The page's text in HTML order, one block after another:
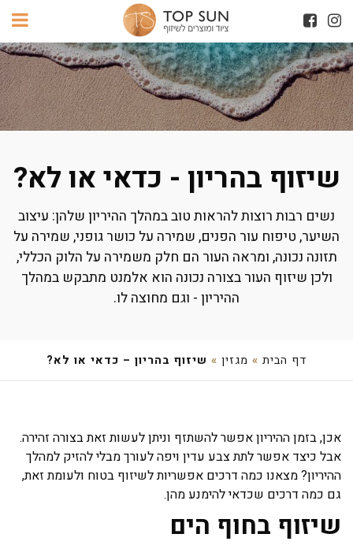
שיזוף בהריון - כדאי או לא?
נשים רבות רוצות להראות טוב במהלך ההיריון שלהן: עיצוב
השיער, טיפוח עור הפנים, שמירה על כושר גופני, שמירה על
תזונה נכונה, ומראה העור הם חלק משמירה על הלוק הכללי,
ולכן שיזוף העור בצורה נכונה הוא אלמנט מתבקש במהלך
ההיריון - וגם מחוצה לו.
דף הבית » מגזין » שיזוף בהריון – כדאי או לא?
אכן, בזמן ההיריון אפשר להשתזף וניתן לעשות זאת בצורה זהירה.
אבל כיצד אפשר לתת צבע עדין ויפה לעורך מבלי להזיק למהלך
ההיריון? מצאנו כמה דרכים אפשריות לשיזוף בטוח ולעומת זאת,
גם כמה דרכים שכדאי להימנע מהן.
שיזוף בחוף הים